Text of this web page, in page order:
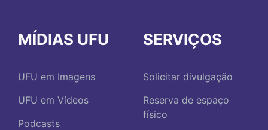
MÍDIAS UFU
UFU em Imagens
UFU em Vídeos
Podcasts
SERVIÇOS
Solicitar divulgação
Reserva de espaço
físico